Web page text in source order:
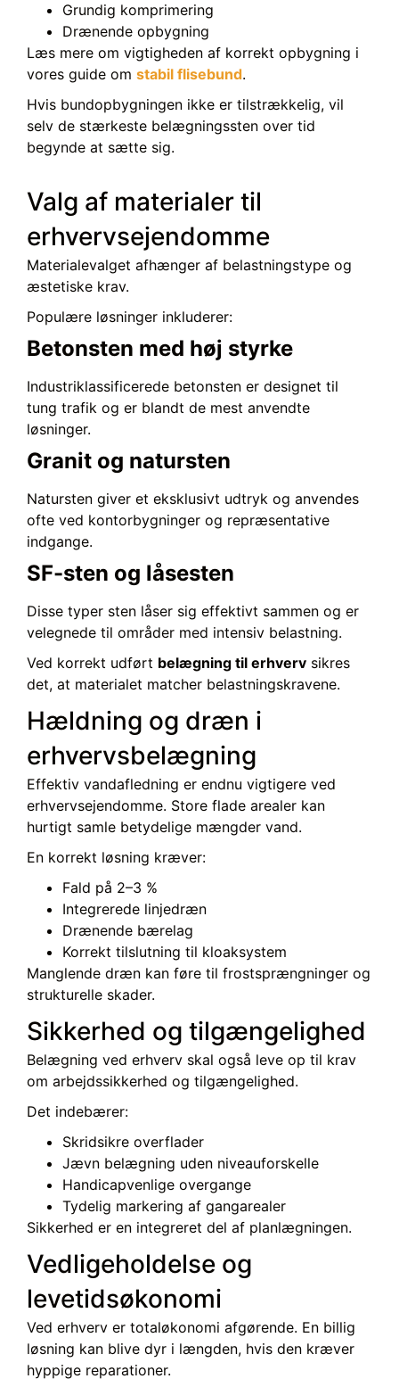
Grundig komprimering
Drænende opbygning
Læs mere om vigtigheden af korrekt opbygning i
vores guide om stabil flisebund.
Hvis bundopbygningen ikke er tilstrækkelig, vil
selv de stærkeste belægningssten over tid
begynde at sætte sig.
Valg af materialer til
erhvervsejendomme
Materialevalget afhænger af belastningstype og
æstetiske krav.
Populære løsninger inkluderer:
Betonsten med høj styrke
Industriklassificerede betonsten er designet til
tung trafik og er blandt de mest anvendte
løsninger.
Granit og natursten
Natursten giver et eksklusivt udtryk og anvendes
ofte ved kontorbygninger og repræsentative
indgange.
SF-sten og låsesten
Disse typer sten låser sig effektivt sammen og er
velegnede til områder med intensiv belastning.
Ved korrekt udført belægning til erhverv sikres
det, at materialet matcher belastningskravene.
Hældning og dræn i
erhvervsbelægning
Effektiv vandafledning er endnu vigtigere ved
erhvervsejendomme. Store flade arealer kan
hurtigt samle betydelige mængder vand.
En korrekt løsning kræver:
Fald på 2–3 %
Integrerede linjedræn
Drænende bærelag
Korrekt tilslutning til kloaksystem
Manglende dræn kan føre til frostsprængninger og
strukturelle skader.
Sikkerhed og tilgængelighed
Belægning ved erhverv skal også leve op til krav
om arbejdssikkerhed og tilgængelighed.
Det indebærer:
Skridsikre overflader
Jævn belægning uden niveauforskelle
Handicapvenlige overgange
Tydelig markering af gangarealer
Sikkerhed er en integreret del af planlægningen.
Vedligeholdelse og
levetidsøkonomi
Ved erhverv er totaløkonomi afgørende. En billig
løsning kan blive dyr i længden, hvis den kræver
hyppige reparationer.